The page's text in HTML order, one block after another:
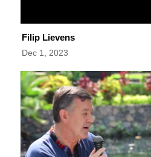
Filip Lievens
Dec 1, 2023